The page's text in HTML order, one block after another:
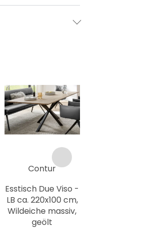
Contur
Esstisch Due Viso -
LB ca. 220x100 cm,
Wildeiche massiv,
geölt